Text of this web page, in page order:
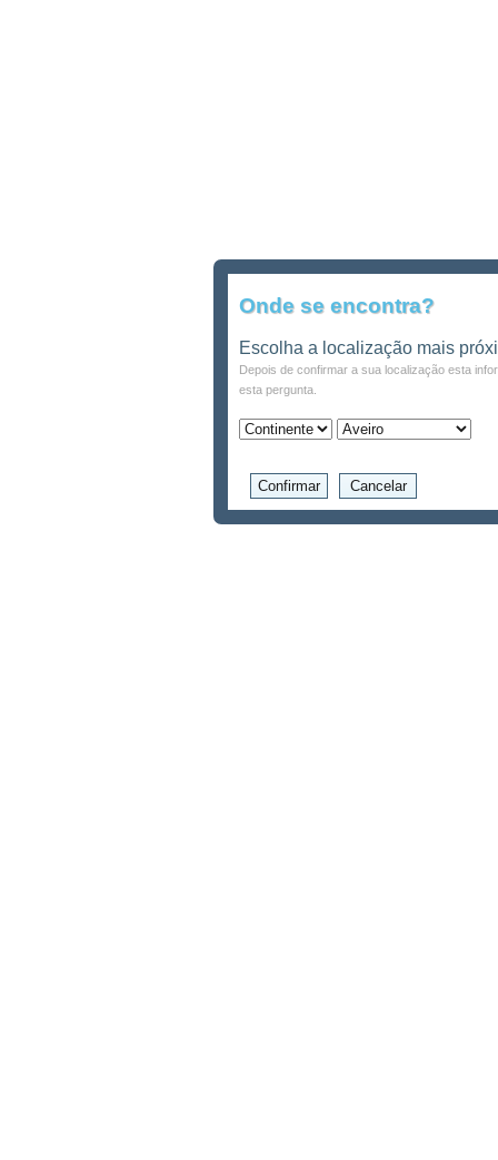
Onde se encontra?
Escolha a localização mais
Depois de confirmar a sua localização esta
esta pergunta.